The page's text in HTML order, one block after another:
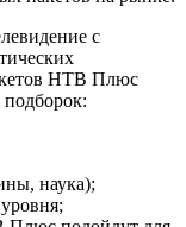
с
НТВ Плюс
наука);